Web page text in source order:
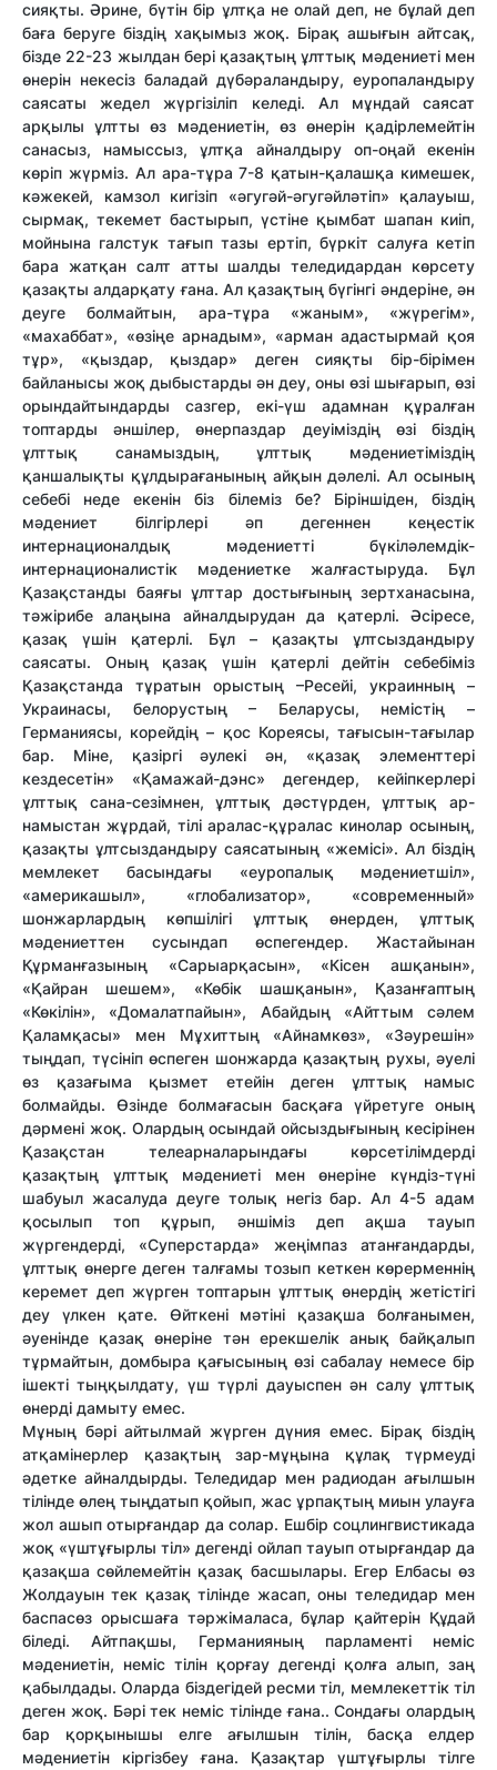
сияқты. Әрине, бүтін бір ұлтқа не олай деп, не бұлай деп
баға беруге біздің хақымыз жоқ. Бірақ ашығын айтсақ,
бізде 22-23 жылдан бері қазақтың ұлттық мәдениеті мен
өнерін некесіз баладай дүбәраландыру, еуропаландыру
саясаты жедел жүргізіліп келеді. Ал мұндай саясат
арқылы ұлтты өз мәдениетін, өз өнерін қадірлемейтін
санасыз, намыссыз, ұлтқа айналдыру оп-оңай екенін
көріп жүрміз. Ал ара-тұра 7-8 қатын-қалашқа кимешек,
кәжекей, камзол кигізіп «әгугәй-әгугәйләтіп» қалауыш,
сырмақ, текемет бастырып, үстіне қымбат шапан киіп,
мойнына галстук тағып тазы ертіп, бүркіт салуға кетіп
бара жатқан салт атты шалды теледидардан көрсету
қазақты алдарқату ғана. Ал қазақтың бүгінгі әндеріне, ән
деуге болмайтын, ара-тұра «жаным», «жүрегім»,
«махаббат», «өзіңе арнадым», «арман адастырмай қоя
тұр», «қыздар, қыздар» деген сияқты бір-бірімен
байланысы жоқ дыбыстарды ән деу, оны өзі шығарып, өзі
орындайтындарды сазгер, екі-үш адамнан құралған
топтарды әншілер, өнерпаздар деуіміздің өзі біздің
ұлттық санамыздың, ұлттық мәдениетіміздің
қаншалықты құлдырағанының айқын дәлелі. Ал осының
себебі неде екенін біз білеміз бе? Біріншіден, біздің
мәдениет білгірлері әп дегеннен кеңестік
интернационалдық мәдениетті бүкіләлемдік-
интернационалистік мәдениетке жалғастыруда. Бұл
Қазақстанды баяғы ұлттар достығының зертханасына,
тәжірибе алаңына айналдырудан да қатерлі. Әсіресе,
қазақ үшін қатерлі. Бұл – қазақты ұлтсыздандыру
саясаты. Оның қазақ үшін қатерлі дейтін себебіміз
Қазақстанда тұратын орыстың –Ресейі, украинның –
Украинасы, белорустың – Беларусы, немістің –
Германиясы, корейдің – қос Кореясы, тағысын-тағылар
бар. Міне, қазіргі әулекі ән, «қазақ элементтері
кездесетін» «Қамажай-дэнс» дегендер, кейіпкерлері
ұлттық сана-сезімнен, ұлттық дәстүрден, ұлттық ар-
намыстан жұрдай, тілі аралас-құралас кинолар осының,
қазақты ұлтсыздандыру саясатының «жемісі». Ал біздің
мемлекет басындағы «еуропалық мәдениетшіл»,
«америкашыл», «глобализатор», «современный»
шонжарлардың көпшілігі ұлттық өнерден, ұлттық
мәдениеттен сусындап өспегендер. Жастайынан
Құрманғазының «Сарыарқасын», «Кісен ашқанын»,
«Қайран шешем», «Көбік шашқанын», Қазанғаптың
«Көкілін», «Домалатпайын», Абайдың «Айттым сәлем
Қаламқасы» мен Мұхиттың «Айнамкөз», «Зәурешін»
тыңдап, түсініп өспеген шонжарда қазақтың рухы, әуелі
өз қазағыма қызмет етейін деген ұлттық намыс
болмайды. Өзінде болмағасын басқаға үйретуге оның
дәрмені жоқ. Олардың осындай ойсыздығының кесірінен
Қазақстан телеарналарындағы көрсетілімдерді
қазақтың ұлттық мәдениеті мен өнеріне күндіз-түні
шабуыл жасалуда деуге толық негіз бар. Ал 4-5 адам
қосылып топ құрып, әншіміз деп ақша тауып
жүргендерді, «Суперстарда» жеңімпаз атанғандарды,
ұлттық өнерге деген талғамы тозып кеткен көрерменнің
керемет деп жүрген топтарын ұлттық өнердің жетістігі
деу үлкен қате. Өйткені мәтіні қазақша болғанымен,
әуенінде қазақ өнеріне тән ерекшелік анық байқалып
тұрмайтын, домбыра қағысының өзі сабалау немесе бір
ішекті тыңқылдату, үш түрлі дауыспен ән салу ұлттық
өнерді дамыту емес.
Мұның бәрі айтылмай жүрген дүния емес. Бірақ біздің
атқамінерлер қазақтың зар-мұңына құлақ түрмеуді
әдетке айналдырды. Теледидар мен радиодан ағылшын
тілінде өлең тыңдатып қойып, жас ұрпақтың миын улауға
жол ашып отырғандар да солар. Ешбір соцлингвистикада
жоқ «үштұғырлы тіл» дегенді ойлап тауып отырғандар да
қазақша сөйлемейтін қазақ басшылары. Егер Елбасы өз
Жолдауын тек қазақ тілінде жасап, оны теледидар мен
баспасөз орысшаға тәржімаласа, бұлар қайтерін Құдай
біледі. Айтпақшы, Германияның парламенті неміс
мәдениетін, неміс тілін қорғау дегенді қолға алып, заң
қабылдады. Оларда біздегідей ресми тіл, мемлекеттік тіл
деген жоқ. Бәрі тек неміс тілінде ғана.. Сондағы олардың
бар қорқынышы елге ағылшын тілін, басқа елдер
мәдениетін кіргізбеу ғана. Қазақтар үштұғырлы тілге